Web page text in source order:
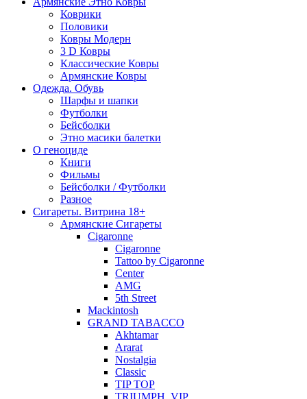
Коврики
Половики
Ковры Модерн
3 D Ковры
Классические Ковры
Армянские Ковры
Одежда. Обувь
Шарфы и шапки
Футболки
Бейсболки
Этно масики балетки
О геноциде
Книги
Фильмы
Бейсболки / Футболки
Разное
Сигареты. Витрина 18+
Армянские Сигареты
Cigaronne
Cigaronne
Tattoo by Cigaronne
Center
AMG
5th Street
Mackintosh
GRAND TABACCO
Akhtamar
Ararat
Nostalgia
Classic
TIP TOP
TRIUMPH. VIP